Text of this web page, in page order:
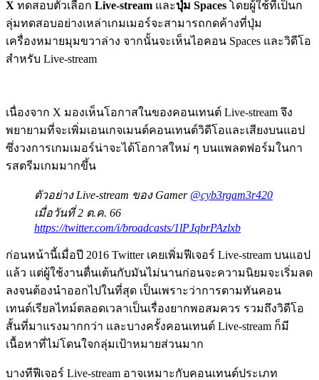
X ทดสอบตัวเลือก Live-stream และปุ่ม Spaces โดยผู้ใช้ที่เป็นก
ลุ่มทดสอบอย่างเหล่าเกมเมอร์จะสามารถกดค้างที่ปุ่ม
เครื่องหมายมุมขวาล่าง จากนั้นจะเห็นไอคอน Spaces และวิดีโอ
สำหรับ Live-stream
เนื่องจาก X มองเห็นโอกาสในของคอนเทนต์ Live-stream จึง
พยายามที่จะเพิ่มเอนเกจเมนต์คอนเทนต์วิดีโอและเสียงบนแอป
ซึ่งวงการเกมเมอร์น่าจะได้โอกาสใหม่ ๆ บนแพลตฟอร์มในกา
รสตรีมเกมมากขึ้น
ตัวอย่าง Live-stream ของ Gamer @cyb3rgam3r420
เมื่อวันที่ 2 ต.ค. 66
https://twitter.com/i/broadcasts/1lPJqbrPAzlxb
ก่อนหน้านี้เมื่อปี 2016 Twitter เคยเพิ่มฟีเจอร์ Live-stream บนแอป
แล้ว แต่ผู้ใช้งานตื่นเต้นกับมันไม่นานก่อนจะความนิยมจะเริ่มลด
ลงจนต้องนำออกไปในที่สุด เป็นเพราะว่าการตามทันคอน
เทนต์เรียลไทม์ตลอดเวลาเป็นเรื่องยากพอสมควร รวมถึงวิดีโอ
สั้นที่มาแรงมากกว่า และบางครั้งคอนเทนต์ Live-stream ก็มี
เนื้อหาที่ไม่โดนใจกลุ่มเป้าหมายส่วนมาก
บางทีฟีเจอร์ Live-stream อาจเหมาะกับคอนเทนต์ประเภท